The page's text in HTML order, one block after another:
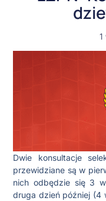
1
Dwie konsultacje
przewidziane są w
nich odbędzie się 3
druga dzień później (4